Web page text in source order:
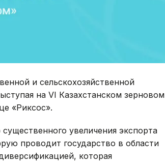
и сельскохозяйственной
на VI Казахстанском зерновом
«Риксос».
увеличения экспорта
проводит государство в области
которая